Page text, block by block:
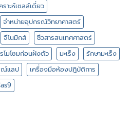
ราะห์เซลล์เดี่ยว
จำหน่ายอุปกรณ์วิทยาศาสตร์
จีโนมิกส์
ชีวสารสนเทศศาสตร์
โมโซมก่อนฝังตัว
มะเร็ง
รักษามะเร็ง
แลป
เครื่องมือห้องปฎิบัติการ